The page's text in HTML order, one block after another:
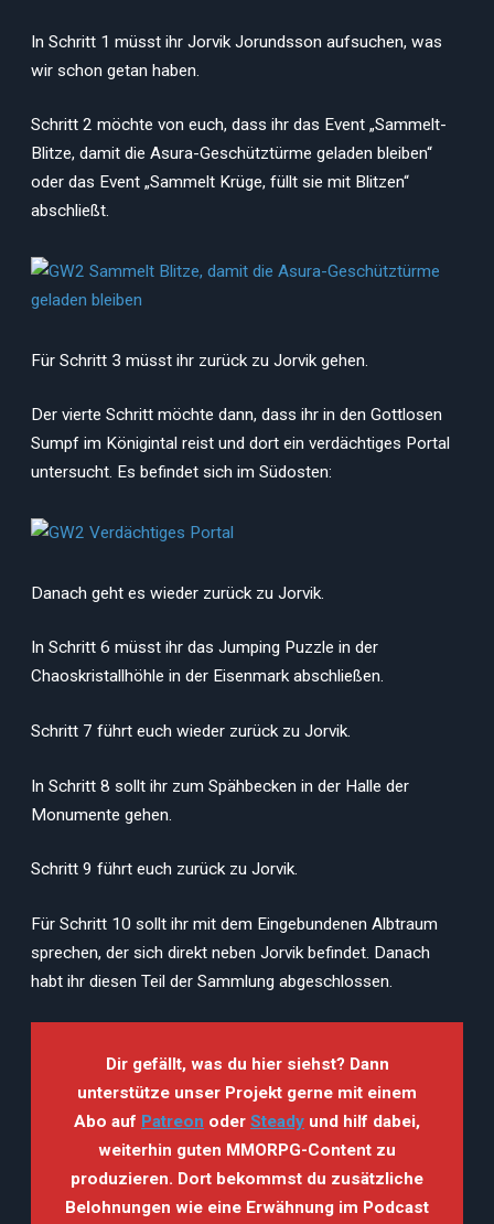
In Schritt 1 müsst ihr Jorvik Jorundsson aufsuchen, was
wir schon getan haben.
Schritt 2 möchte von euch, dass ihr das Event „Sammelt-
Blitze, damit die Asura-Geschütztürme geladen bleiben“
oder das Event „Sammelt Krüge, füllt sie mit Blitzen“
abschließt.
Für Schritt 3 müsst ihr zurück zu Jorvik gehen.
Der vierte Schritt möchte dann, dass ihr in den Gottlosen
Sumpf im Königintal reist und dort ein verdächtiges Portal
untersucht. Es befindet sich im Südosten:
Danach geht es wieder zurück zu Jorvik.
In Schritt 6 müsst ihr das Jumping Puzzle in der
Chaoskristallhöhle in der Eisenmark abschließen.
Schritt 7 führt euch wieder zurück zu Jorvik.
In Schritt 8 sollt ihr zum Spähbecken in der Halle der
Monumente gehen.
Schritt 9 führt euch zurück zu Jorvik.
Für Schritt 10 sollt ihr mit dem Eingebundenen Albtraum
sprechen, der sich direkt neben Jorvik befindet. Danach
habt ihr diesen Teil der Sammlung abgeschlossen.
Dir gefällt, was du hier siehst? Dann
unterstütze unser Projekt gerne mit einem
Abo auf Patreon oder Steady und hilf dabei,
weiterhin guten MMORPG-Content zu
produzieren. Dort bekommst du zusätzliche
Belohnungen wie eine Erwähnung im Podcast